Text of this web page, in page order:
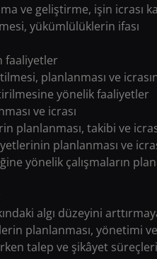
ve geliştirme, işin icrası
yükümlülüklerin ifası
faaliyetler
planlanması ve
yönelik faaliyetler
ve icrası
planlanması, takibi ve
planlanması ve
yönelik çalışmaların
algı düzeyini
planlanması, yönetimi
talep ve şikâyet